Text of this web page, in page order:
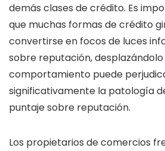
demás clases de crédito. Es
que muchas formas de crédito
convertirse en focos de luces
sobre reputación,
comportamiento puede
significativamente la patologí­a
puntaje sobre reputación.
Los propietarios de comercios